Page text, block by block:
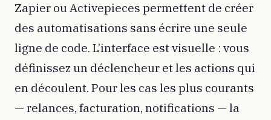
Zapier ou Activepieces permettent de créer
des automatisations sans écrire une seule
ligne de code. L’interface est visuelle : vous
définissez un déclencheur et les actions qui
en découlent. Pour les cas les plus courants
— relances, facturation, notifications — la